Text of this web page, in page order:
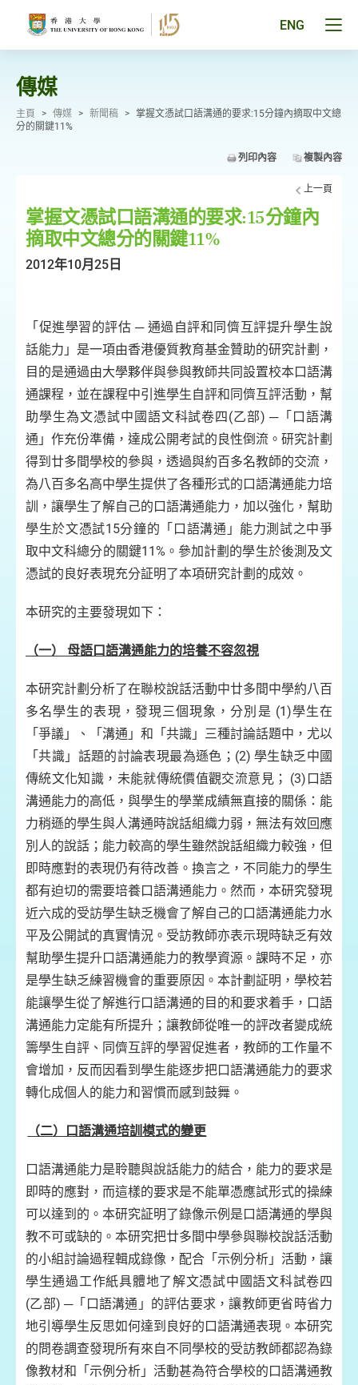
ENG
傳媒
主頁 > 傳媒 > 新聞稿 > 掌握文憑試口語溝通的要求:15分鐘內摘取中文總
分的關鍵11%
列印內容 複製內容
上一頁
掌握文憑試口語溝通的要求:15分鐘內
摘取中文總分的關鍵11%
2012年10月25日
「促進學習的評估 ─ 通過自評和同儕互評提升學生說
話能力」是一項由香港優質教育基金贊助的研究計劃，
目的是通過由大學夥伴與參與教師共同設置校本口語溝
通課程，並在課程中引進學生自評和同儕互評活動，幫
助學生為文憑試中國語文科試卷四(乙部) ─「口語溝
通」作充份準備，達成公開考試的良性倒流。研究計劃
得到廿多間學校的參與，透過與約百多名教師的交流，
為八百多名高中學生提供了各種形式的口語溝通能力培
訓，讓學生了解自己的口語溝通能力，加以強化，幫助
學生於文憑試15分鐘的「口語溝通」能力測試之中爭
取中文科總分的關鍵11%。參加計劃的學生於後測及文
憑試的良好表現充分証明了本項研究計劃的成效。
本研究的主要發現如下：
（一） 母語口語溝通能力的培養不容忽視
本研究計劃分析了在聯校說話活動中廿多間中學約八百
多名學生的表現，發現三個現象，分別是 (1)學生在
「爭議」、「溝通」和「共識」三種討論話題中，尤以
「共識」話題的討論表現最為遜色；(2) 學生缺乏中國
傳統文化知識，未能就傳統價值觀交流意見； (3)口語
溝通能力的高低，與學生的學業成績無直接的關係：能
力稍遜的學生與人溝通時說話組織力弱，無法有效回應
別人的說話；能力較高的學生雖然說話組織力較強，但
即時應對的表現仍有待改善。換言之，不同能力的學生
都有迫切的需要培養口語溝通能力。然而，本研究發現
近六成的受訪學生缺乏機會了解自己的口語溝通能力水
平及公開試的真實情況。受訪教師亦表示現時缺乏有效
幫助學生提升口語溝通能力的教學資源。課時不足，亦
是學生缺乏練習機會的重要原因。本計劃証明，學校若
能讓學生從了解進行口語溝通的目的和要求着手，口語
溝通能力定能有所提升；讓教師從唯一的評改者變成統
籌學生自評、同儕互評的學習促進者，教師的工作量不
會增加，反而因看到學生能逐步把口語溝通能力的要求
轉化成個人的能力和習慣而感到鼓舞。
（二）口語溝通培訓模式的變更
口語溝通能力是聆聽與說話能力的結合，能力的要求是
即時的應對，而這樣的要求是不能單憑應試形式的操練
可以達到的。本研究証明了錄像示例是口語溝通的學與
教不可或缺的。本研究把廿多間中學參與聯校說話活動
的小組討論過程輯成錄像，配合「示例分析」活動，讓
學生通過工作紙具體地了解文憑試中國語文科試卷四
(乙部) ─「口語溝通」的評估要求，讓教師更省時省力
地引導學生反思如何達到良好的口語溝通表現。本研究
的問卷調查發現所有來自不同學校的受訪教師都認為錄
像教材和「示例分析」活動甚為符合學校的口語溝通教